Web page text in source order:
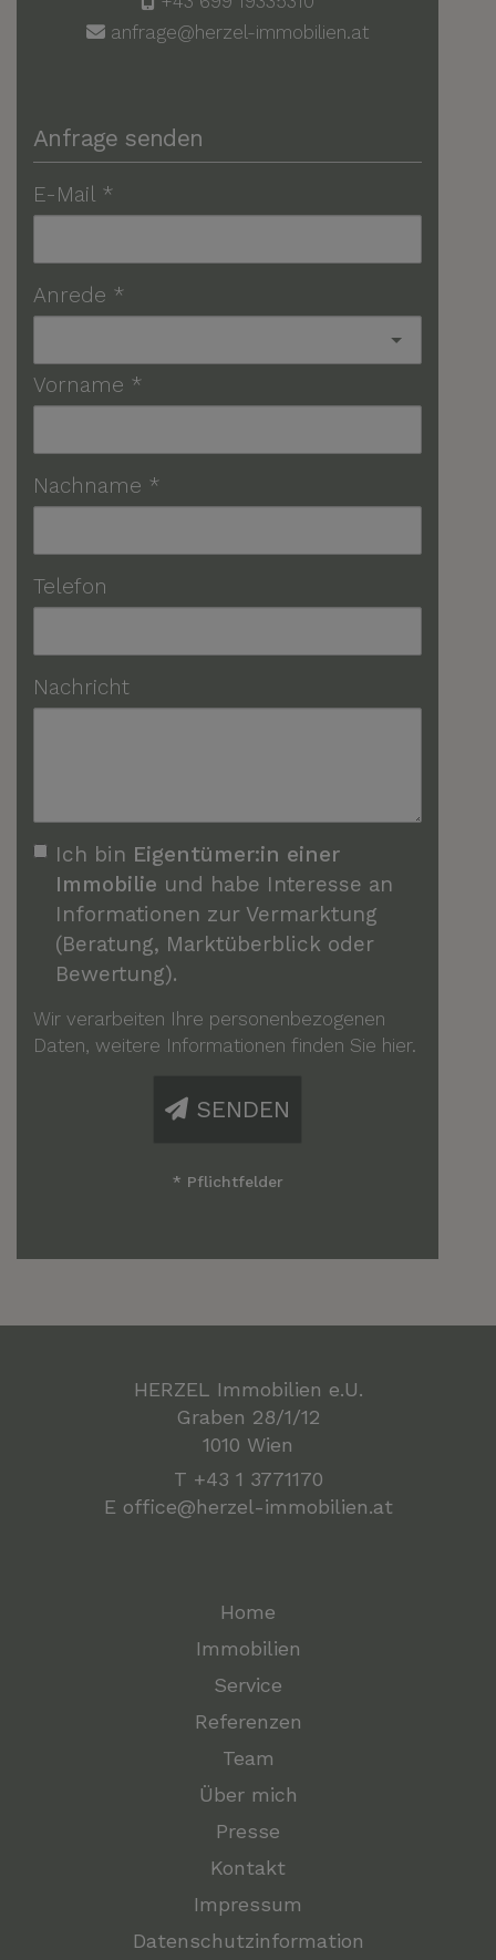
anfrage@herzel-immobilien.at
Anfrage senden
E-Mail
Anrede
Vorname
Nachname
Telefon
Nachricht
Ich bin Eigentümer:in einer
Immobilie und habe Interesse an
Informationen zur Vermarktung
(Beratung, Marktüberblick oder
Bewertung).
Wir verarbeiten Ihre personenbezogenen
Daten, weitere Informationen finden Sie hier.
SENDEN
* Pflichtfelder
HERZEL Immobilien e.U.
Graben 28/1/12
1010 Wien
T +43 1 3771170
E office@herzel-immobilien.at
Home
Immobilien
Service
Referenzen
Team
Über mich
Presse
Kontakt
Impressum
Datenschutzinformation